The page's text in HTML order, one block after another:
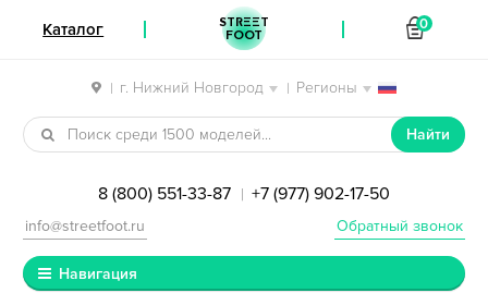
| г. Нижний Новгород | Регионы
Перейти к навигации
Перейти к содержимому
Найти
8 (800) 551-33-87 | +7 (977) 902-17-50
Обратный звонок
info@streetfoot.ru
Навигация
Каталог STREET
FOOT
0